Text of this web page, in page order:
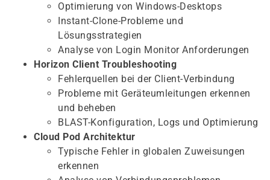
Optimierung von Windows-Desktops
Instant-Clone-Probleme und
Lösungsstrategien
Analyse von Login Monitor Anforderungen
Horizon Client Troubleshooting
Fehlerquellen bei der Client-Verbindung
Probleme mit Geräteumleitungen erkennen
und beheben
BLAST-Konfiguration, Logs und Optimierung
Cloud Pod Architektur
Typische Fehler in globalen Zuweisungen
erkennen